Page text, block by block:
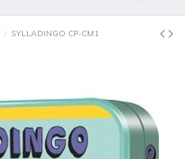
SYLLADINGO CP-CM1